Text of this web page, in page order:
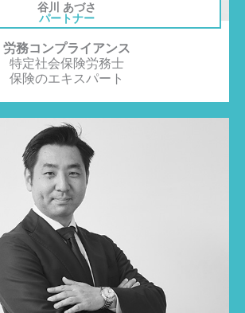
谷川 あづさ
パートナー
労務コンプライアンス
特定社会保険労務士
保険のエキスパート